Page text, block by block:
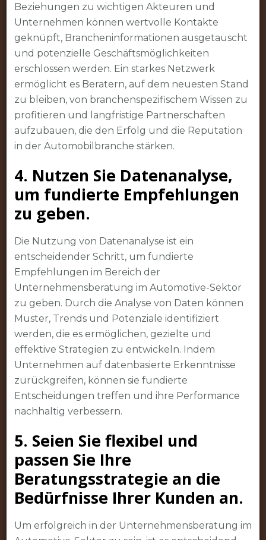
Beziehungen zu wichtigen Akteuren und
Unternehmen können wertvolle Kontakte
geknüpft, Brancheninformationen ausgetauscht
und potenzielle Geschäftsmöglichkeiten
erschlossen werden. Ein starkes Netzwerk
ermöglicht es Beratern, auf dem neuesten Stand
zu bleiben, von branchenspezifischem Wissen zu
profitieren und langfristige Partnerschaften
aufzubauen, die den Erfolg und die Reputation
in der Automobilbranche stärken.
4. Nutzen Sie Datenanalyse,
um fundierte Empfehlungen
zu geben.
Die Nutzung von Datenanalyse ist ein
entscheidender Schritt, um fundierte
Empfehlungen im Bereich der
Unternehmensberatung im Automotive-Sektor
zu geben. Durch die Analyse von Daten können
Muster, Trends und Potenziale identifiziert
werden, die es ermöglichen, gezielte und
effektive Strategien zu entwickeln. Indem
Unternehmen auf datenbasierte Erkenntnisse
zurückgreifen, können sie fundierte
Entscheidungen treffen und ihre Performance
nachhaltig verbessern.
5. Seien Sie flexibel und
passen Sie Ihre
Beratungsstrategie an die
Bedürfnisse Ihrer Kunden an.
Um erfolgreich in der Unternehmensberatung im